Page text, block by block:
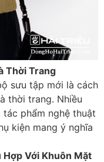
Thời Trang
sưu tập mới là cách
thời trang. Nhiều
phẩm nghệ thuật
kiện mang ý nghĩa
Với Khuôn Mặt